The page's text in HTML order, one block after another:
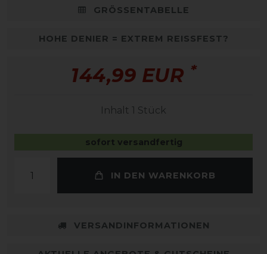
GRÖSSENTABELLE
HOHE DENIER = EXTREM REISSFEST?
144,99 EUR *
Inhalt 1 Stück
sofort versandfertig
IN DEN WARENKORB
VERSANDINFORMATIONEN